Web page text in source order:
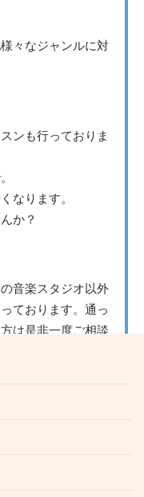
々なジャンルに対
ンも行っておりま
なります。
か？
音楽スタジオ以外
ております。通っ
は是非一度ご相談
がございます。
い講師もおります